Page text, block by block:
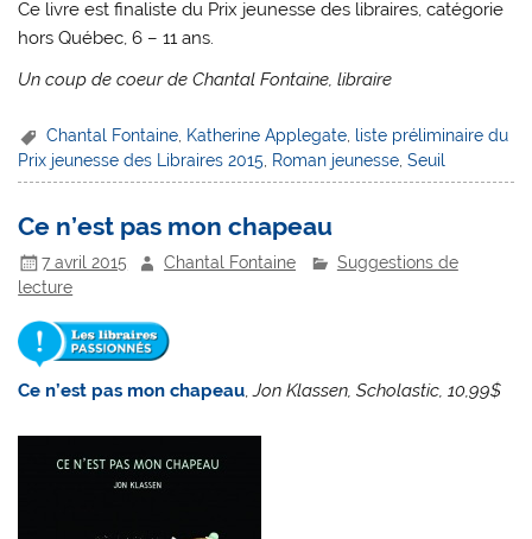
Ce livre est finaliste du Prix jeunesse des libraires, catégorie
hors Québec, 6 – 11 ans.
Un coup de coeur de Chantal Fontaine, libraire
Chantal Fontaine Katherine Applegate liste préliminaire du
Prix jeunesse des Libraires 2015, Roman jeunesse,Seuil
Ce n’est pas mon chapeau
7 avril 2015 Chantal Fontaine
Suggestions de
lecture
Ce n’est pas mon chapeau ,Jon Klassen, Scholastic, 10,99$